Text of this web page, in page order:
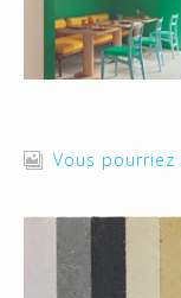
Vous pourriez